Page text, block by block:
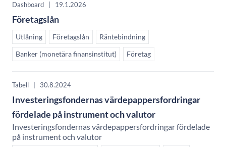
Dashboard 19.1.2026
Företagslån
Utlåning Företagslån
Räntebindning
Banker (monetära finansinstitut)
Företag
Tabell 30.8.2024
Investeringsfondernas värdepappersfordringar
fördelade på instrument och valutor
Investeringsfondernas värdepappersfordringar fördelade
på instrument och valutor